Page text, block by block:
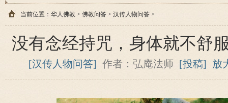
当前位置： 华人佛教 > 佛教问答 > 汉传人物问答 >
没有念经持咒，身体就不舒
[汉传人物问答] 作者：弘庵法师 [投稿] 放